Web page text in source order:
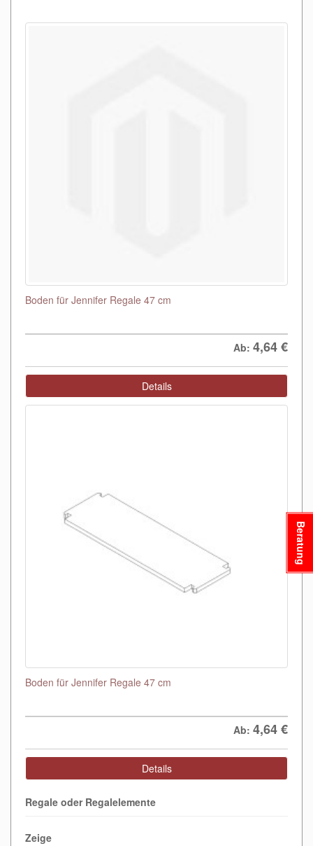
Boden für Jennifer Regale 47 cm
Ab: 4,64€
Details
Boden für Jennifer Regale 47 cm
Ab: 4,64€
Details
Regale oder Regalelemente
Zeige
Beratung